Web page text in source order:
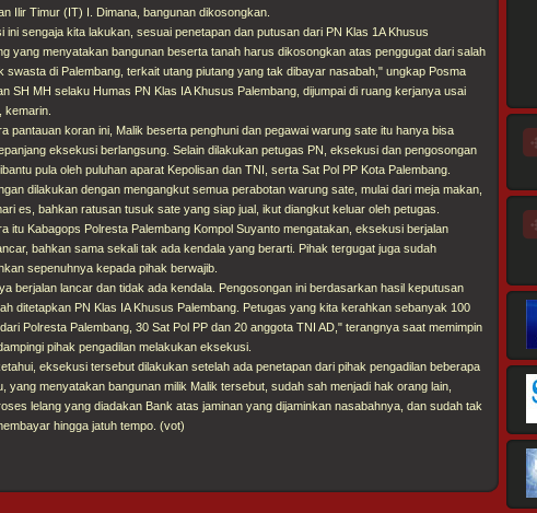
Ilir Timur (IT) I. Dimana, bangunan dikosongkan.
ini sengaja kita lakukan, sesuai penetapan dan putusan dari PN Klas 1A Khusus
yang menyatakan bangunan beserta tanah harus dikosongkan atas penggugat dari salah
swasta di Palembang, terkait utang piutang yang tak dibayar nasabah," ungkap Posma
SH MH selaku Humas PN Klas IA Khusus Palembang, dijumpai di ruang kerjanya usai
kemarin.
pantauan koran ini, Malik beserta penghuni dan pegawai warung sate itu hanya bisa
eksekusi berlangsung. Selain dilakukan petugas PN, eksekusi dan pengosongan
pula oleh puluhan aparat Kepolisan dan TNI, serta Sat Pol PP Kota Palembang.
dilakukan dengan mengangkut semua perabotan warung sate, mulai dari meja makan,
es, bahkan ratusan tusuk sate yang siap jual, ikut diangkut keluar oleh petugas.
itu Kabagops Polresta Palembang Kompol Suyanto mengatakan, eksekusi berjalan
bahkan sama sekali tak ada kendala yang berarti. Pihak tergugat juga sudah
sepenuhnya kepada pihak berwajib.
berjalan lancar dan tidak ada kendala. Pengosongan ini berdasarkan hasil keputusan
ditetapkan PN Klas IA Khusus Palembang. Petugas yang kita kerahkan sebanyak 100
Polresta Palembang, 30 Sat Pol PP dan 20 anggota TNI AD," terangnya saat memimpin
pihak pengadilan melakukan eksekusi.
eksekusi tersebut dilakukan setelah ada penetapan dari pihak pengadilan beberapa
yang menyatakan bangunan milik Malik tersebut, sudah sah menjadi hak orang lain,
lelang yang diadakan Bank atas jaminan yang dijaminkan nasabahnya, dan sudah tak
hingga jatuh tempo. (vot)